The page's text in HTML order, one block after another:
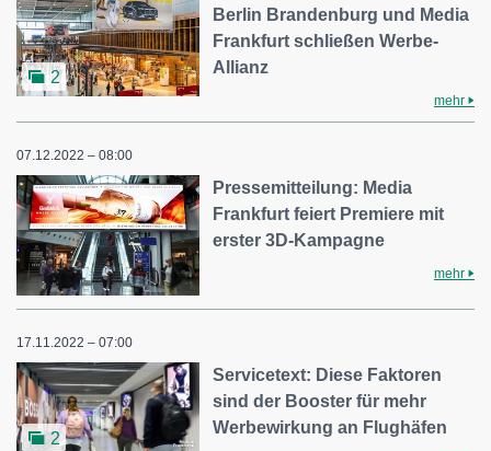
2
Berlin Brandenburg und Media
Frankfurt schließen Werbe-
Allianz
mehr
07.12.2022 – 08:00
Pressemitteilung: Media
Frankfurt feiert Premiere mit
erster 3D-Kampagne
mehr
17.11.2022 – 07:00
2
Servicetext: Diese Faktoren
sind der Booster für mehr
Werbewirkung an Flughäfen